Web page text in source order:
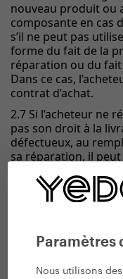
Paramètres
Nous utilisons
nouveau produit ou
composante en cas
s’il ne peut pas
forme du fait de la
réparation ou du
Dans ce cas,
contrat d’achat.
2.7 Si l’acheteur ne
pas son droit à la
défectueux, au
sa réparation, il
une remise adaptée
vendeur ne peut
pas à une
problèmes